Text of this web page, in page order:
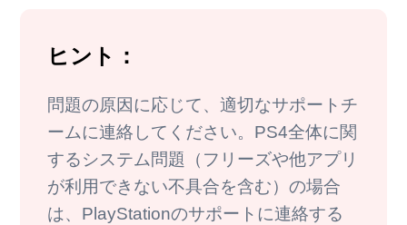
ヒント：
問題の原因に応じて、適切なサポートチ
ームに連絡してください。PS4全体に関
するシステム問題（フリーズや他アプリ
が利用できない不具合を含む）の場合
は、PlayStationのサポートに連絡する